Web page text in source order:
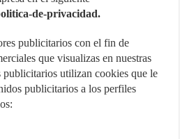
de-privacidad.
publicitarios con el fin de
que visualizas en nuestras
publicitarios utilizan cookies que le
publicitarios a los perfiles